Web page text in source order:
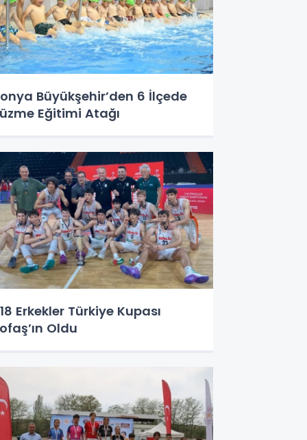
Büyükşehir’den 6 İlçede
Eğitimi Atağı
Erkekler Türkiye Kupası
Oldu